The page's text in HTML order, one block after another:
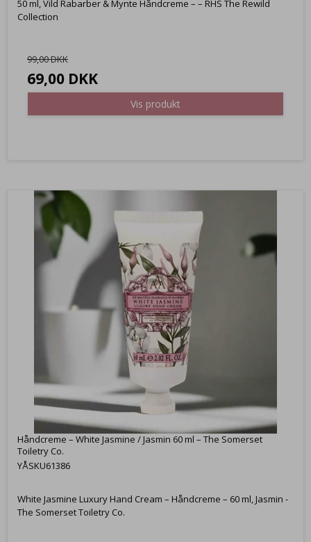
50 ml, Vild Rabarber & Mynte Håndcreme – – RHS The Rewild
Collection
99,00 DKK
69,00 DKK
Vis produkt
Håndcreme – White Jasmine / Jasmin 60 ml – The Somerset
Toiletry Co.
YÅSKU61386
White Jasmine Luxury Hand Cream – Håndcreme – 60 ml, Jasmin -
The Somerset Toiletry Co.